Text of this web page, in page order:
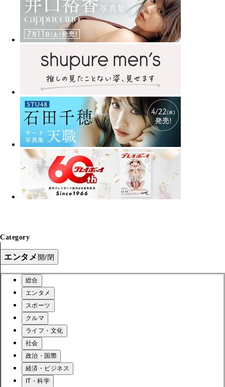
Category
エンタメ 開/閉
総合
エンタメ
スポーツ
クルマ
ライフ・文化
社会
政治・国際
経済・ビジネス
IT・科学